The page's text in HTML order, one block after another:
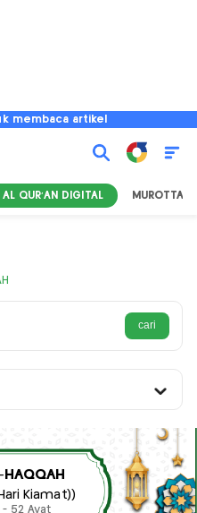
membaca artikel
AL QUR'AN DIGITAL MUROTTAL
Kiamat))
- 52 Ayat